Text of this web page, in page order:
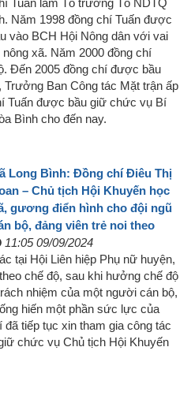
Tuấn làm Tổ trưởng Tổ NDTQ
Năm 1998 đồng chí Tuấn được
vào BCH Hội Nông dân với vai
xã. Năm 2000 đồng chí
Đến 2005 đồng chí được bầu
Ban Công tác Mặt trận ấp
Tuấn được bầu giữ chức vụ Bí
Bình cho đến nay.
Long Bình: Đồng chí Điêu Thị
– Chủ tịch Hội Khuyến học
gương điển hình cho đội ngũ
bộ, đảng viên trẻ noi theo
11:05 09/09/2024
tại Hội Liên hiệp Phụ nữ huyện,
chế độ, sau khi hưởng chế độ
nhiệm của một người cán bộ,
hiến một phần sức lực của
tiếp tục xin tham gia công tác
chức vụ Chủ tịch Hội Khuyến